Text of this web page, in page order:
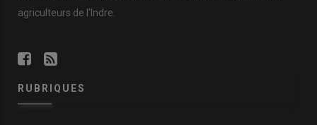
agriculteurs de l'Indre.
RUBRIQUES